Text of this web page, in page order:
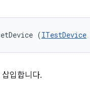
(ITestDevice
입합니다.